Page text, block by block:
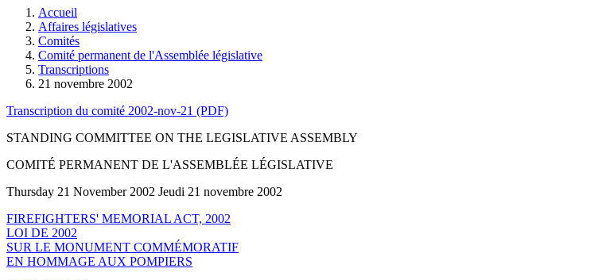
l'Assemblée
législative.
Accueil
Affaires législatives
Comités
Comité permanent de l'Assemblée législative
Transcriptions
21 novembre 2002
Transcription du comité 2002-nov-21 (PDF)
STANDING COMMITTEE ON THE LEGISLATIVE ASSEMBLY
COMITÉ PERMANENT DE L'ASSEMBLÉE LÉGISLATIVE
Thursday 21 November 2002 Jeudi 21 novembre 2002
FIREFIGHTERS' MEMORIAL ACT, 2002
LOI DE 2002
SUR LE MONUMENT COMMÉMORATIF
EN HOMMAGE AUX POMPIERS